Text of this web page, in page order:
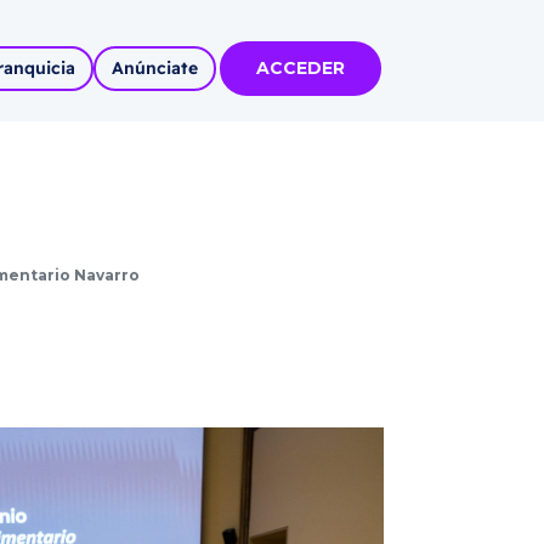
invertir
con
Anúnciate ACCEDER
Navarro